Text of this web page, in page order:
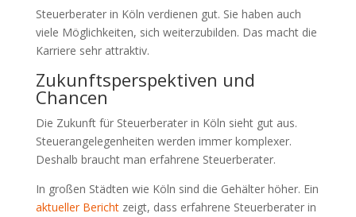
Steuerberater in Köln verdienen gut. Sie haben auch
viele Möglichkeiten, sich weiterzubilden. Das macht die
Karriere sehr attraktiv.
Zukunftsperspektiven und
Chancen
Die Zukunft für Steuerberater in Köln sieht gut aus.
Steuerangelegenheiten werden immer komplexer.
Deshalb braucht man erfahrene Steuerberater.
In großen Städten wie Köln sind die Gehälter höher. Ein
aktueller Berichtzeigt, dass erfahrene Steuerberater in